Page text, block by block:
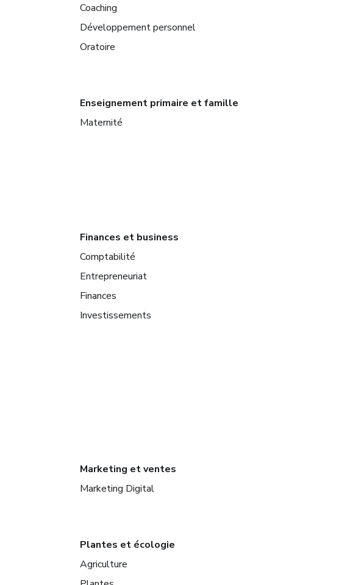
Coaching
Développement personnel
Oratoire
Enseignement primaire et famille
Maternité
Finances et business
Comptabilité
Entrepreneuriat
Finances
Investissements
Marketing et ventes
Marketing Digital
Plantes et écologie
Agriculture